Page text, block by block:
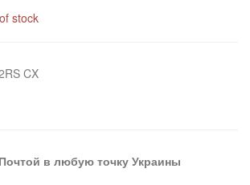
stock
CX
в любую точку Украины